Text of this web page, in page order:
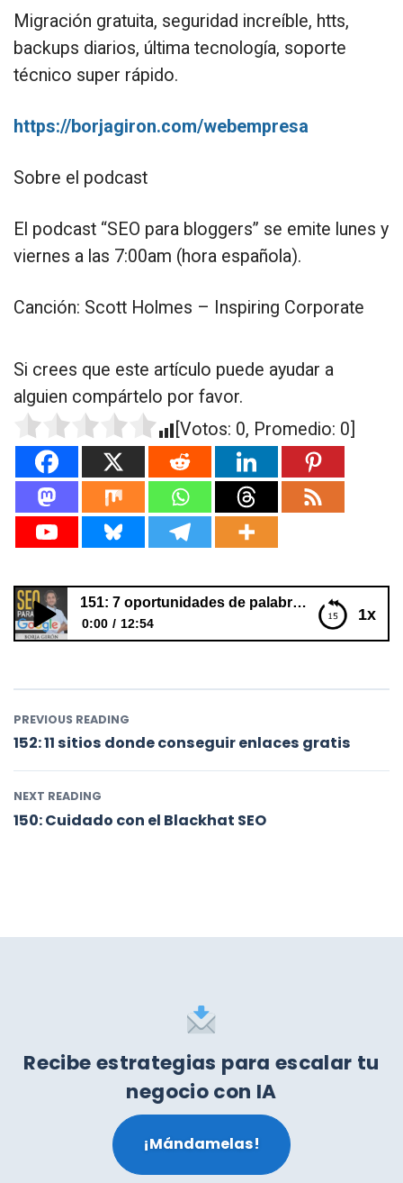
Migración gratuita, seguridad increíble, htts,
backups diarios, última tecnología, soporte
técnico super rápido.
https://borjagiron.com/webempresa
Sobre el podcast
El podcast “SEO para bloggers” se emite lunes y
viernes a las 7:00am (hora española).
Canción: Scott Holmes – Inspiring Corporate
Si crees que este artículo puede ayudar a
alguien compártelo por favor.
[Votos: 0, Promedio: 0
1x
151: 7 oportunidades de palabras clave
0:00 12:54
PREVIOUS READING
152: 11 sitios donde conseguir enlaces gratis
NEXT READING
150: Cuidado con el Blackhat SEO
Recibe estrategias para escalar tu
negocio con IA
¡Mándamelas!